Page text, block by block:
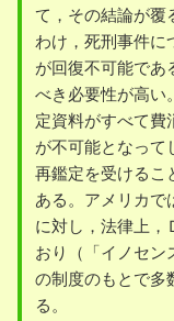
て，その結論が覆
わけ，死刑事件に
が回復不可能であ
べき必要性が高い
定資料がすべて費
が不可能となって
再鑑定を受けるこ
ある。アメリカで
に対し，法律上，
おり（「イノセン
の制度のもとで多
る。